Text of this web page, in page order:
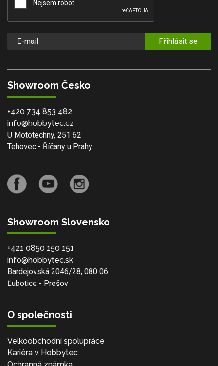
Přihlásit se
Showroom Česko
+420 734 853 482
info@hobbytec.cz
U Mototechny, 251 62
Tehovec - Říčany u Prahy
Showroom Slovensko
+421 0850 150 151
info@hobbytec.sk
Bardejovská 2046/28, 080 06
Ľubotice - Prešov
O společnosti
Velkoobchodní spolupráce
Kariéra v Hobbytec